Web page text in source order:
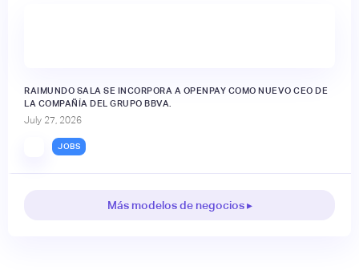
RAIMUNDO SALA SE INCORPORA A OPENPAY COMO NUEVO CEO DE
LA COMPAÑÍA DEL GRUPO BBVA.
July 27, 2026
JOBS
Más modelos de negocios ▸